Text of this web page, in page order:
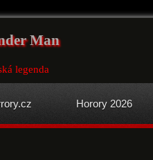
Man
legenda
Horory 2026